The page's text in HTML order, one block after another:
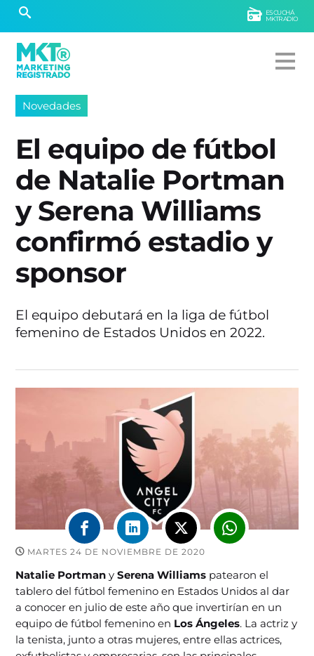
ESCUCHÁ
MKTRADIO
Novedades
El equipo de fútbol
de Natalie Portman
y Serena Williams
confirmó estadio y
sponsor
El equipo debutará en la liga de fútbol
femenino de Estados Unidos en 2022.
MARTES 24 DE NOVIEMBRE DE 2020
Natalie Portman ySerena Williams patearon el
tablero del fútbol femenino en Estados Unidos al dar
a conocer en julio de este año que invertirían en un
equipo de fútbol femenino en Los Ángeles. La actriz y
la tenista, junto a otras mujeres, entre ellas actrices,